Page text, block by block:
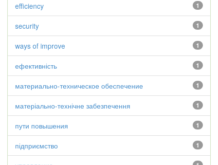
1
efficiency
1
security
1
ways of improve
1
ефективність
1
материально-техническое обеспечение
1
матеріально-технічне забезпечення
1
пути повышения
1
підприємство